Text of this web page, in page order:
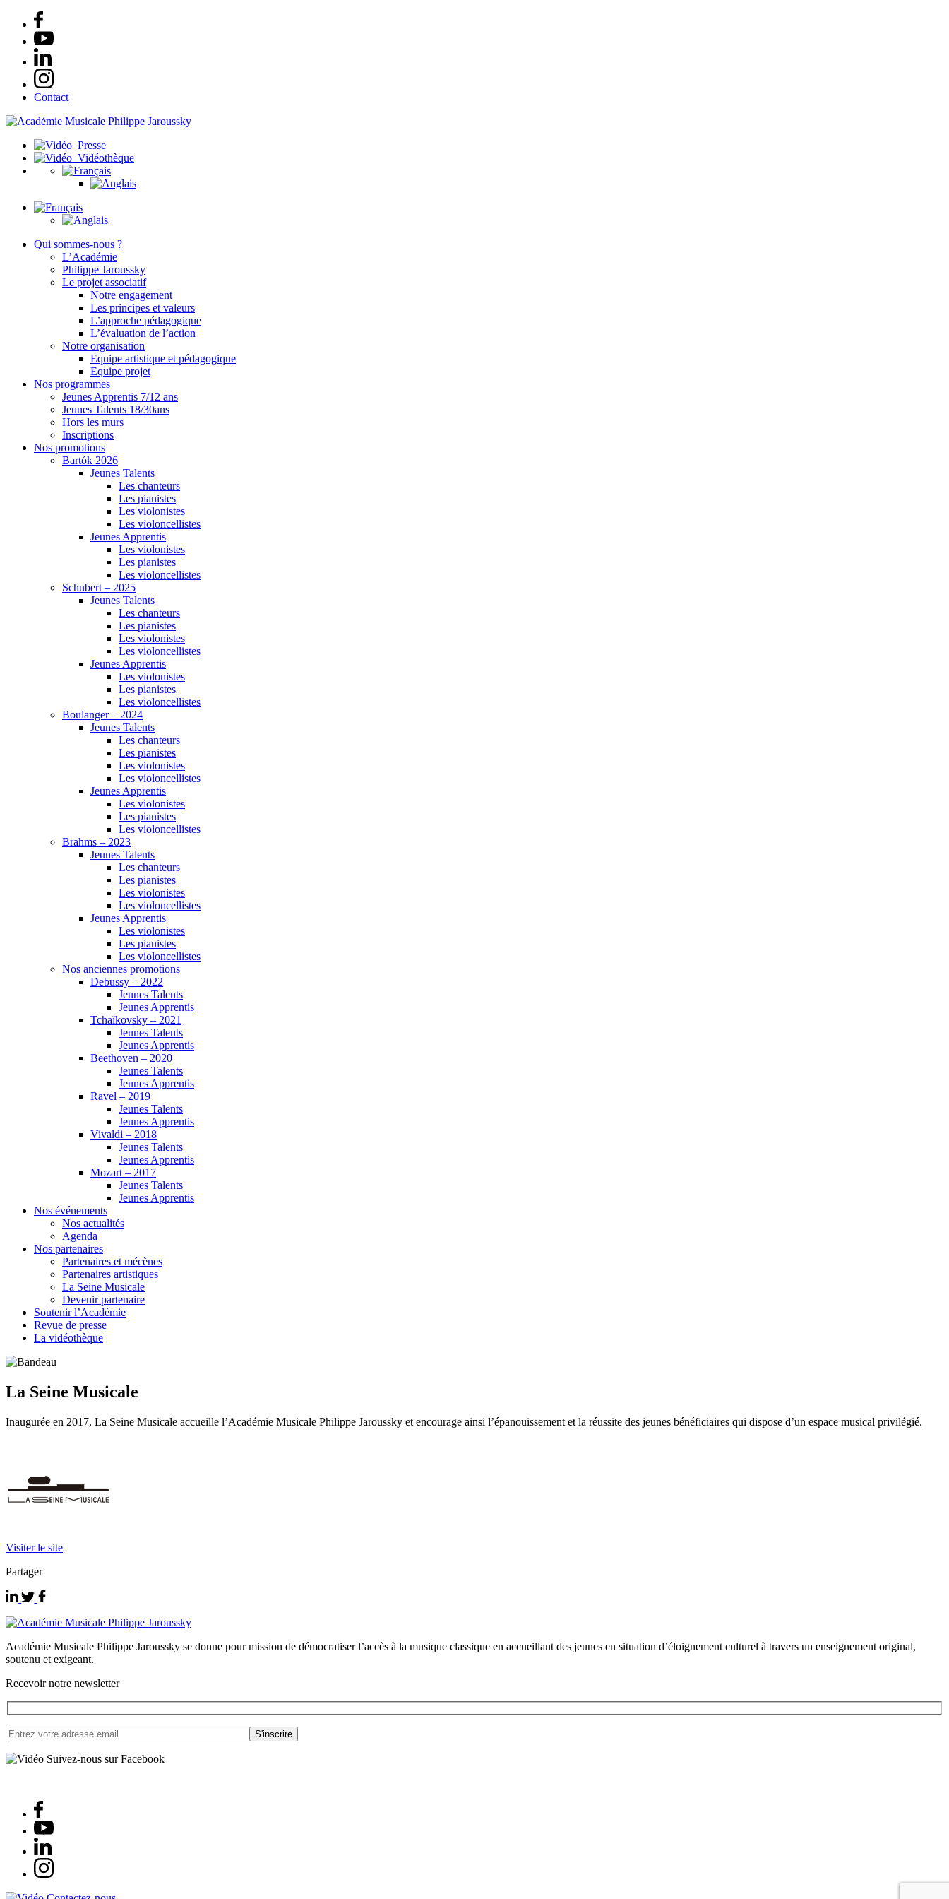
Contact
Presse
Vidéothèque
Qui sommes-nous ?
L’Académie
Philippe Jaroussky
Le projet associatif
Notre engagement
Les principes et valeurs
L’approche pédagogique
L’évaluation de l’action
Notre organisation
Equipe artistique et pédagogique
Equipe projet
Nos programmes
Jeunes Apprentis 7/12 ans
Jeunes Talents 18/30ans
Hors les murs
Inscriptions
Nos promotions
Bartók 2026
Jeunes Talents
Les chanteurs
Les pianistes
Les violonistes
Les violoncellistes
Jeunes Apprentis
Les violonistes
Les pianistes
Les violoncellistes
Schubert – 2025
Jeunes Talents
Les chanteurs
Les pianistes
Les violonistes
Les violoncellistes
Jeunes Apprentis
Les violonistes
Les pianistes
Les violoncellistes
Boulanger – 2024
Jeunes Talents
Les chanteurs
Les pianistes
Les violonistes
Les violoncellistes
Jeunes Apprentis
Les violonistes
Les pianistes
Les violoncellistes
Brahms – 2023
Jeunes Talents
Les chanteurs
Les pianistes
Les violonistes
Les violoncellistes
Jeunes Apprentis
Les violonistes
Les pianistes
Les violoncellistes
Nos anciennes promotions
Debussy – 2022
Jeunes Talents
Jeunes Apprentis
Tchaïkovsky – 2021
Jeunes Talents
Jeunes Apprentis
Beethoven – 2020
Jeunes Talents
Jeunes Apprentis
Ravel – 2019
Jeunes Talents
Jeunes Apprentis
Vivaldi – 2018
Jeunes Talents
Jeunes Apprentis
Mozart – 2017
Jeunes Talents
Jeunes Apprentis
Nos événements
Nos actualités
Agenda
Nos partenaires
Partenaires et mécènes
Partenaires artistiques
La Seine Musicale
Devenir partenaire
Soutenir l’Académie
Revue de presse
La vidéothèque
La Seine Musicale
Inaugurée en 2017, La Seine Musicale accueille l’Académie Musicale Philippe Jaroussky et encourage ainsi l’épanouissement et la réussite des jeunes bénéficiaires qui dispose d’un espace musical privilégié.
Visiter le site
Partager
Académie Musicale Philippe Jaroussky se donne pour mission de démocratiser l’accès à la musique classique en accueillant des jeunes en situation d’éloignement culturel à travers un enseignement original,
soutenu et exigeant.
Recevoir notre newsletter
Suivez-nous sur Facebook